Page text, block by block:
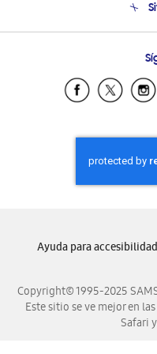
Copyright© 1995-2025
Este sitio se ve mejor en
Safari
Ayuda para accesibilidad